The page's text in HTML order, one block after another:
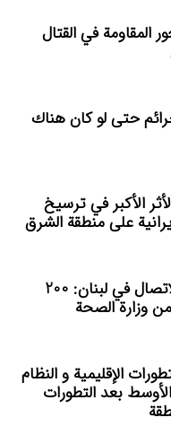
المقاومة في القتال
حتى لو كان هناك
الأكبر في ترسيخ
على منطقة الشرق
انفجارات أنظمة الاتصال في لبنان: 200
وزارة الصحة
الإقليمية و النظام
بعد التطورات